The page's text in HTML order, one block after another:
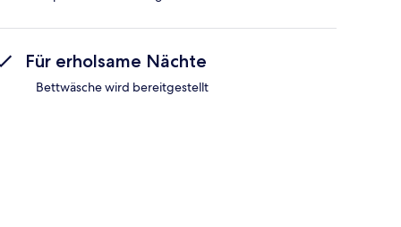
Für erholsame Nächte
Bettwäsche wird bereitgestellt